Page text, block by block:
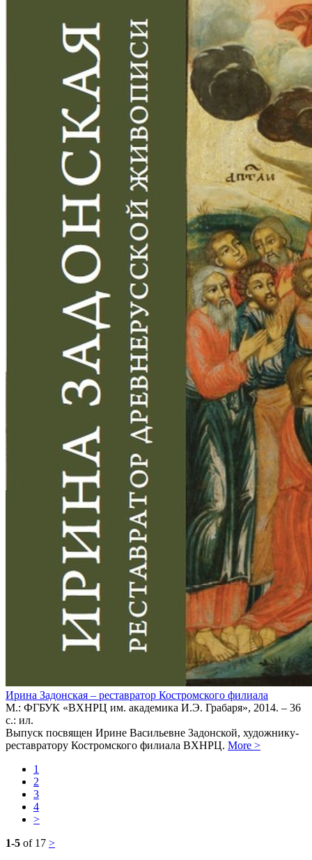
Ирина Задонская – реставратор Костромского филиала
М.: ФГБУК «ВХНРЦ им. академика И.Э. Грабаря», 2014. – 36
с.: ил.
Выпуск посвящен Ирине Васильевне Задонской, художнику-
реставратору Костромского филиала ВХНРЦ. More >
1
2
3
4
>
1-5 of 17 >